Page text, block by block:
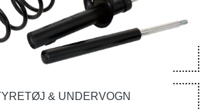
& UNDERVOGN